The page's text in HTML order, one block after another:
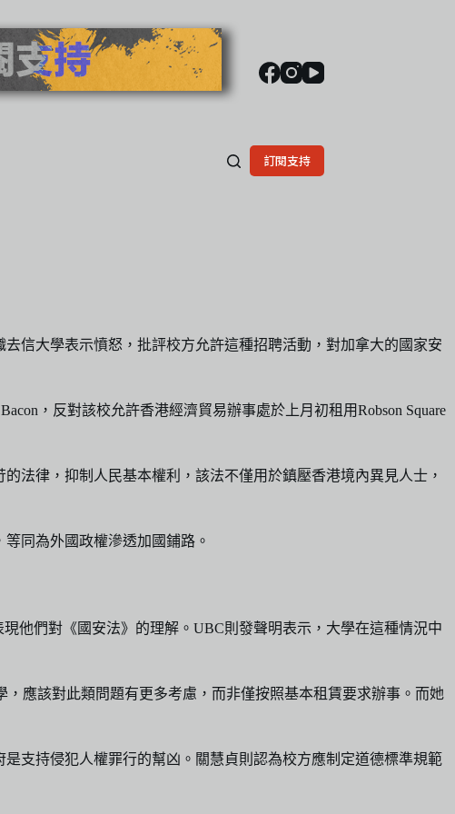
訂閱支持
信大學表示憤怒，批評校方允許這種招聘活動，對加拿大的國家安
，反對該校允許香港經濟貿易辦事處於上月初租用Robson Square
法律，抑制人民基本權利，該法不僅用於鎮壓香港境內異見人士，
同為外國政權滲透加國鋪路。
他們對《國安法》的理解。UBC則發聲明表示，大學在這種情況中
應該對此類問題有更多考慮，而非僅按照基本租賃要求辦事。而她
支持侵犯人權罪行的幫凶。關慧貞則認為校方應制定道德標準規範